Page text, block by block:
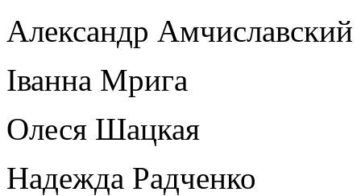
Александр Амчиславский
Іванна Мрига
Олеся Шацкая
Надежда Радченко